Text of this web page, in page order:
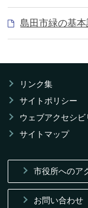
島田市緑の基
リンク集
サイトポリシー
ウェブアクセシ
サイトマップ
市役所へのア
お問い合わせ